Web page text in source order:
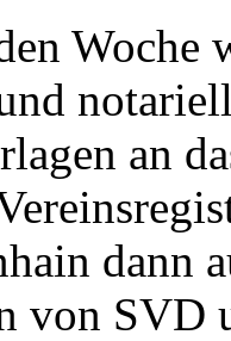
Woche
an
dann
von SVD